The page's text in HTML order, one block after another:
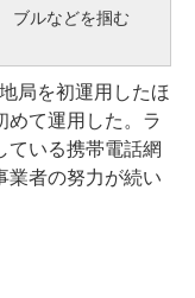
ブルなどを掴む
局を初運用したほ
めて運用した。ラ
ている携帯電話網
業者の努力が続い